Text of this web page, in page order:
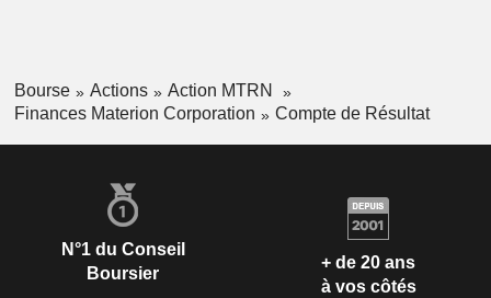
Bourse Actions
Action MTRN
Finances Materion Corporation
Compte de Résultat
N°1 du Conseil
Boursier
+ de 20 ans
à vos côtés